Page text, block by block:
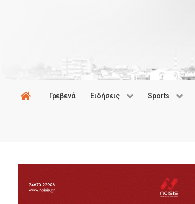
Γρεβενά Ειδήσεις Sports